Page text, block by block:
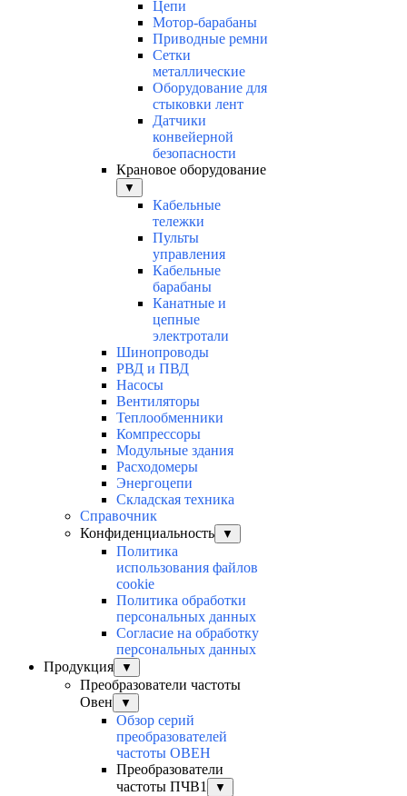
Цепи
Мотор-барабаны
Приводные ремни
Сетки
металлические
Оборудование для
стыковки лент
Датчики
конвейерной
безопасности
Крановое оборудование
▼
Кабельные
тележки
Пульты
управления
Кабельные
барабаны
Канатные и
цепные
электротали
Шинопроводы
РВД и ПВД
Насосы
Вентиляторы
Теплообменники
Компрессоры
Модульные здания
Расходомеры
Энергоцепи
Складская техника
Справочник
Конфиденциальность
▼
Политика
использования файлов
cookie
Политика обработки
персональных данных
Согласие на обработку
персональных данных
Продукция
▼
Преобразователи частоты
Овен
▼
Обзор серий
преобразователей
частоты ОВЕН
Преобразователи
частоты ПЧВ1
▼